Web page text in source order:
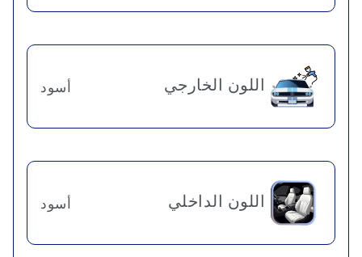
اللون الخارجي أسود
اللون الداخلي أسود